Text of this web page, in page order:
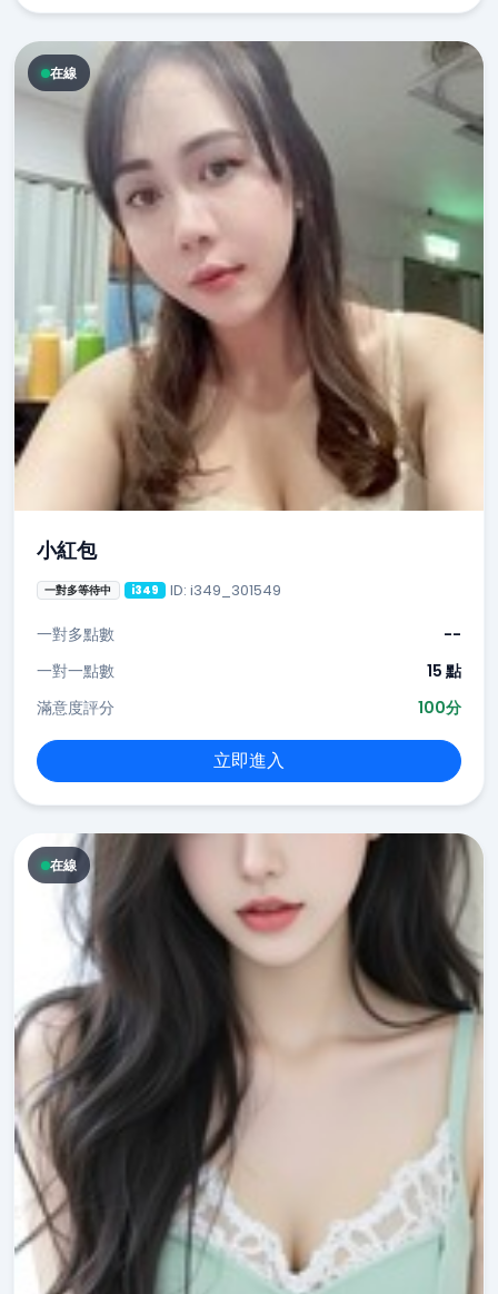
在線
小紅包
一對多等待中 i349 ID: i349_301549
一對多點數
--
一對一點數
15 點
滿意度評分
100分
立即進入
在線